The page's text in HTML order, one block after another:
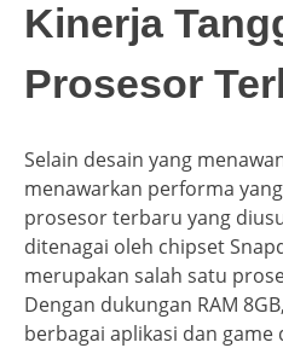
Kinerja
Prosesor
Selain desain yang
menawarkan performa
prosesor terbaru yang
ditenagai oleh chipset
merupakan salah satu
Dengan dukungan RAM
berbagai aplikasi dan